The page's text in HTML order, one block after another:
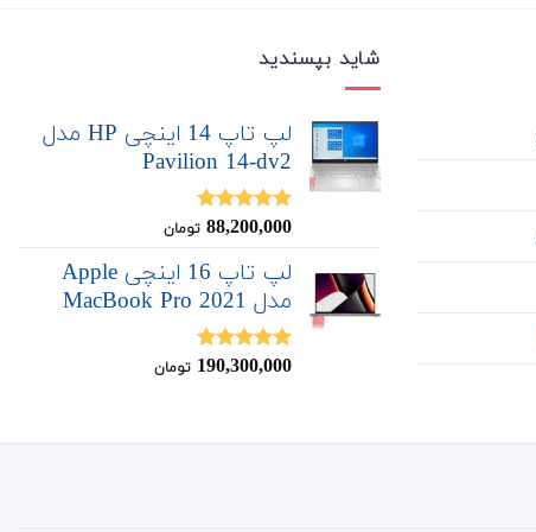
شاید بپسندید
لپ تاپ 14 اینچی HP مدل
Pavilion 14-dv2
نمره5.00
88,200,000 تومان
لپ تاپ 16 اینچی Apple
مدل MacBook Pro 2021
نمره5.00
190,300,000 تومان